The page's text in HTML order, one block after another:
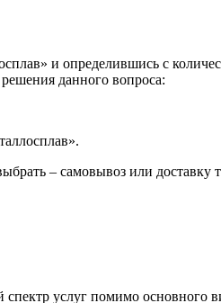
и определившись с
данного вопроса:
– самовывоз или
услуг помимо основного